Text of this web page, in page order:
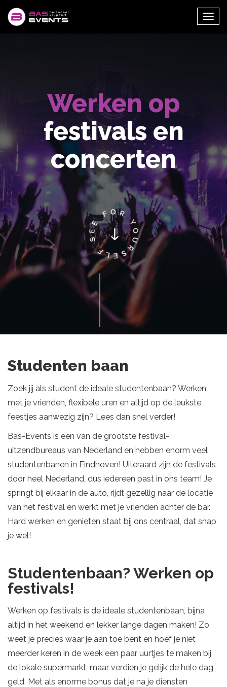
Werken op
festivals en
concerten
Studenten baan
Zoek jij als student de ideale studentenbaan? Werken
met je vrienden, flexibele uren en altijd op de leukste
feestjes aanwezig zijn? Lees dan snel verder!
Bas-Events is een van de grootste festival-
uitzendbureaus van Nederland en hebben enorm veel
studentenbanen in Eindhoven! Uiteraard zijn de festivals
door heel Nederland, dus iedereen past in ons team! Je
springt bij elkaar in de auto, rijdt gezellig naar de locatie
van het festival en werkt met je vrienden achter de bar.
Hard werken en genieten staat bij ons centraal, dat snap
je wel!
Studentenbaan? Werken op
festivals!
Werken op festivals is de ideale studentenbaan, bijna
altijd in het weekend en lekker lange dagen maken! Zo
weet je precies waar je aan toe bent en hoef je niet
meerder keren in de week een paar uurtjes te maken bij
de lokale supermarkt, maar verdien je gelijk de hele dag
geld. Met als enorme bonus dat je na je diensten